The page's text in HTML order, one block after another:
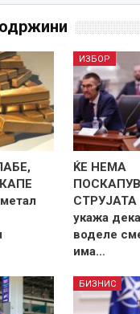
ИЗБОР
ЌЕ НЕМА
СТРУЈАТА
укажа
воделе
има…
БИЗНИС